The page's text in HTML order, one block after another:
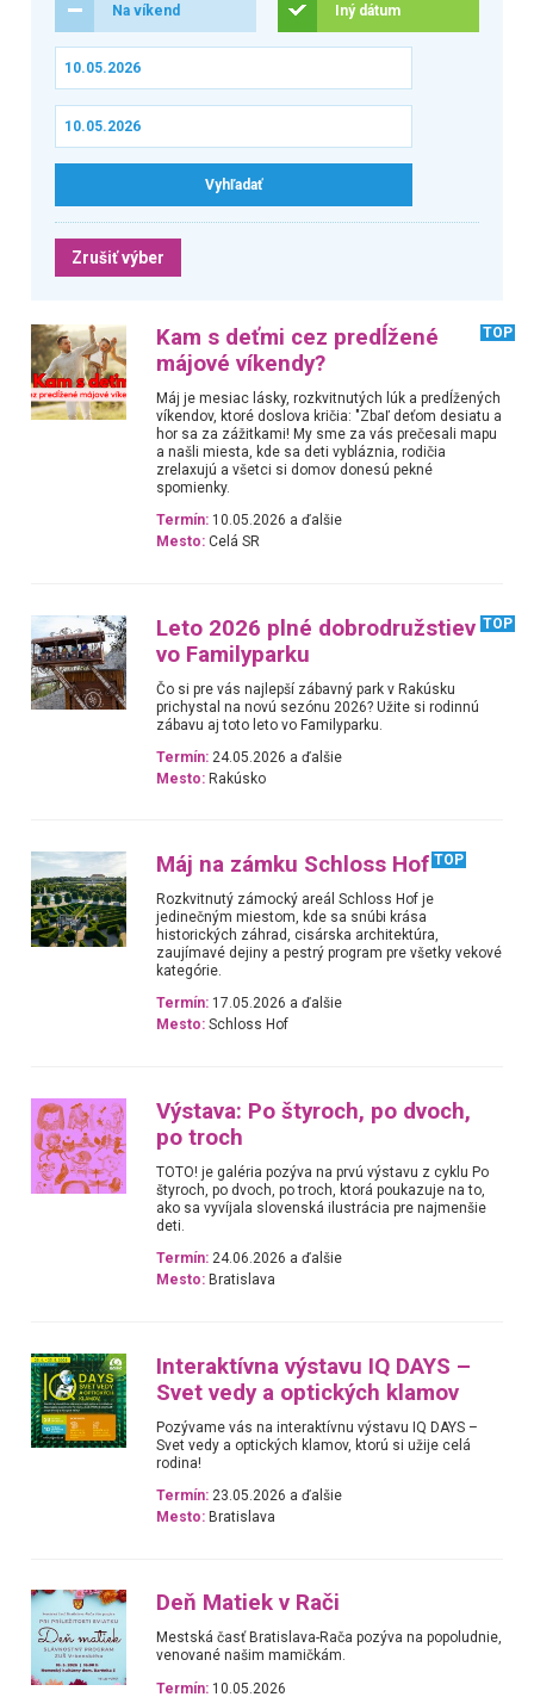
Na víkend Iný dátum
Zrušiť výber
Kam s deťmi cez predĺžené
májové víkendy?
TOP
Máj je mesiac lásky, rozkvitnutých lúk a predĺžených
víkendov, ktoré doslova kričia: "Zbaľ deťom desiatu a
hor sa za zážitkami! My sme za vás prečesali mapu
a našli miesta, kde sa deti vybláznia, rodičia
zrelaxujú a všetci si domov donesú pekné
spomienky.
Termín: 10.05.2026 a ďalšie
Mesto: Celá SR
Leto 2026 plné dobrodružstiev
vo Familyparku
TOP
Čo si pre vás najlepší zábavný park v Rakúsku
prichystal na novú sezónu 2026? Užite si rodinnú
zábavu aj toto leto vo Familyparku.
Termín: 24.05.2026 a ďalšie
Mesto: Rakúsko
Máj na zámku Schloss Hof TOP
Rozkvitnutý zámocký areál Schloss Hof je
jedinečným miestom, kde sa snúbi krása
historických záhrad, cisárska architektúra,
zaujímavé dejiny a pestrý program pre všetky vekové
kategórie.
Termín: 17.05.2026 a ďalšie
Mesto: Schloss Hof
Výstava: Po štyroch, po dvoch,
po troch
TOTO! je galéria pozýva na prvú výstavu z cyklu Po
štyroch, po dvoch, po troch, ktorá poukazuje na to,
ako sa vyvíjala slovenská ilustrácia pre najmenšie
deti.
Termín: 24.06.2026 a ďalšie
Mesto: Bratislava
Interaktívna výstavu IQ DAYS –
Svet vedy a optických klamov
Pozývame vás na interaktívnu výstavu IQ DAYS –
Svet vedy a optických klamov, ktorú si užije celá
rodina!
Termín: 23.05.2026 a ďalšie
Mesto: Bratislava
Deň Matiek v Rači
Mestská časť Bratislava-Rača pozýva na popoludnie,
venované našim mamičkám.
Termín: 10.05.2026